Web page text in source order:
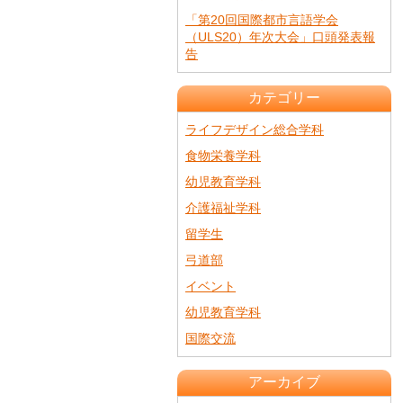
「第20回国際都市言語学会
（ULS20）年次大会」口頭発表報
告
カテゴリー
ライフデザイン総合学科
食物栄養学科
幼児教育学科
介護福祉学科
留学生
弓道部
イベント
幼児教育学科
国際交流
アーカイブ